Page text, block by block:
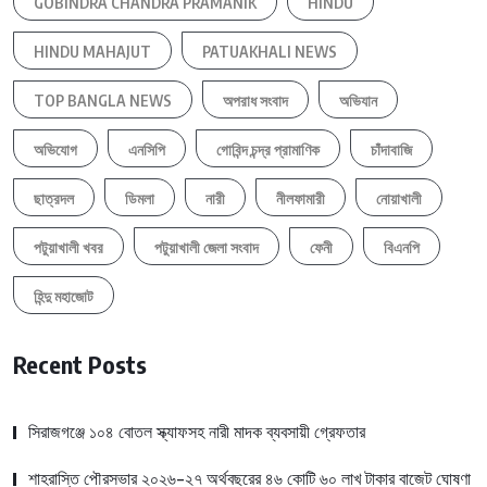
HINDU MAHAJUT PATUAKHALI NEWS
TOP BANGLA NEWS অপরাধ সংবাদ অভিযান
অভিযোগ এনসিপি গোবিন্দ চন্দ্র প্রামাণিক চাঁদাবাজি
ছাত্রদল ডিমলা নারী নীলফামারী নোয়াখালী
পটুয়াখালী খবর পটুয়াখালী জেলা সংবাদ ফেনী বিএনপি
হিন্দু মহাজোট
Recent Posts
সিরাজগঞ্জে ১০৪ বোতল স্ক্যাফসহ নারী মাদক ব্যবসায়ী গ্রেফতার
শাহরাস্তি পৌরসভার ২০২৬-২৭ অর্থবছরের ৪৬ কোটি ৬০ লাখ টাকার বাজেট ঘোষণা